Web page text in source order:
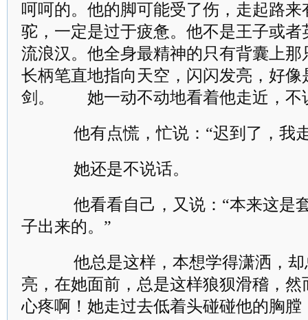
呵呵的。他的脚可能受了伤，走起路
驼，一定是过于疲惫。他不是王子或
流浪汉。他全身最精神的只有背囊上
长柄笔直地指向天空，闪闪发亮，好像
剑。 她一动不动地看着他走近，不
他有点慌，忙说：“迟到了，我
她还是不说话。
他看看自己，又说：“本来这是
子出来的。”
他总是这样，本想学得潇洒，却
亮，在她面前，总是这样狼狈滑稽，
心疼啊！她走过去低着头碰碰他的胸